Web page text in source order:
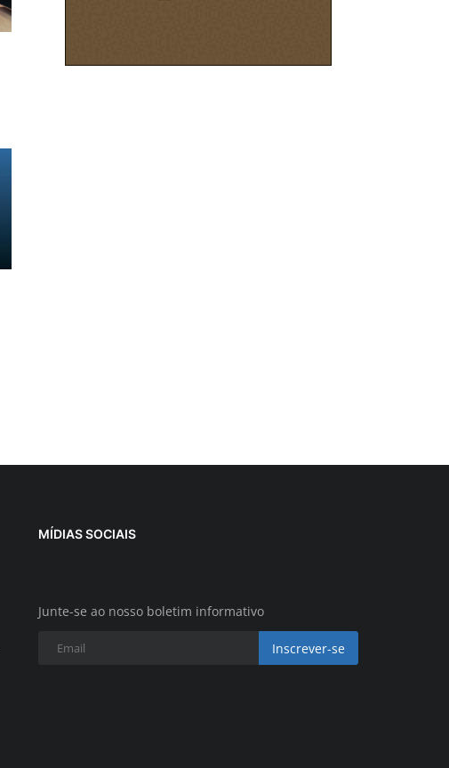
MÍDIAS SOCIAIS
Junte-se ao nosso boletim informativo
Inscrever-se